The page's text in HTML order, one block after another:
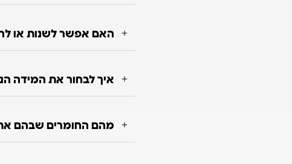
האם אפשר לשנות או
איך לבחור את המידה
מהם החומרים שבהם